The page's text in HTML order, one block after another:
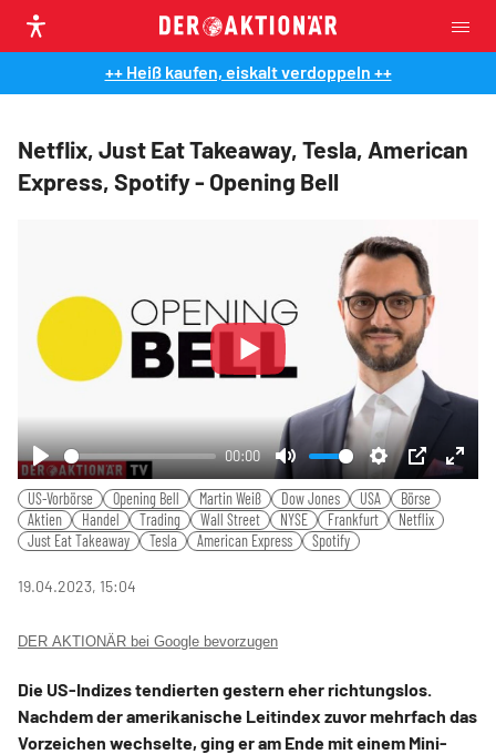
++ Heiß kaufen, eiskalt verdoppeln ++
Netflix, Just Eat Takeaway, Tesla, American
Express, Spotify - Opening Bell
Play
00:00
Mute Settings
PIP
Play
US-Vorbörse Opening Bell Martin Weiß Dow Jones USA
Börse
Aktien
Handel Trading Wall Street NYSE Frankfurt
Netflix
Just Eat Takeaway
Tesla American Express Spotify
19.04.2023, 15:04
DER AKTIONÄR bei Google bevorzugen
Die US-Indizes tendierten gestern eher richtungslos.
Nachdem der amerikanische Leitindex zuvor mehrfach das
Vorzeichen wechselte, ging er am Ende mit einem Mini-